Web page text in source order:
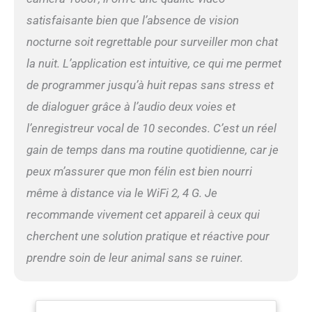
l'application à tout moment,
interagir avec votre chat
par la voix et utiliser les
fonctions d'enregistrement
vidéo et de prise de photos
pour enregistrer et
sauvegarder 🐈 PROTÉGEZ
ANIMAL DE COMPAGNIE:
Plan de repas personnalisé
pour aider à développer de
bonnes habitudes
comportementales, régime
personnalisé pour eux
grâce au distributeur
pour chats, 1 à 8 repas par
satisfaisante bien que l’absence de vision
nocturne soit regrettable pour surveiller mon chat
la nuit. L’application est intuitive, ce qui me permet
de programmer jusqu’à huit repas sans stress et
de dialoguer grâce à l’audio deux voies et
l’enregistreur vocal de 10 secondes. C’est un réel
gain de temps dans ma routine quotidienne, car je
peux m’assurer que mon félin est bien nourri
même à distance via le WiFi 2, 4 G. Je
recommande vivement cet appareil à ceux qui
cherchent une solution pratique et réactive pour
prendre soin de leur animal sans se ruiner.